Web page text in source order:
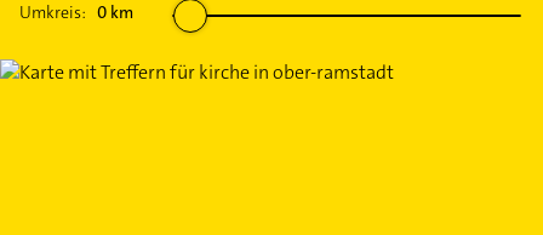
Umkreis: 0 km